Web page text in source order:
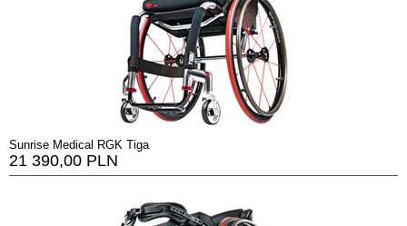
Sunrise Medical RGK Tiga
21 390,00 PLN